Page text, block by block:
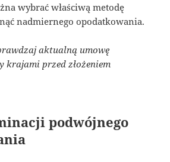
wybrać właściwą metodę
nadmiernego opodatkowania.
aktualną umowę
krajami przed złożeniem
podwójnego